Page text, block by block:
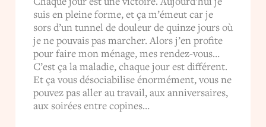
suis en pleine forme, et ça m’émeut car je
sors d’un tunnel de douleur de quinze jours où
je ne pouvais pas marcher. Alors j’en profite
pour faire mon ménage, mes rendez-vous…
C’est ça la maladie, chaque jour est différent.
Et ça vous désociabilise énormément, vous ne
pouvez pas aller au travail, aux anniversaires,
aux soirées entre copines…